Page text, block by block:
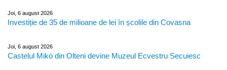
Joi, 6 august 2026
Investiție de 35 de milioane de lei în școlile din Covasna
Joi, 6 august 2026
Castelul Mikó din Olteni devine Muzeul Ecvestru Secuiesc